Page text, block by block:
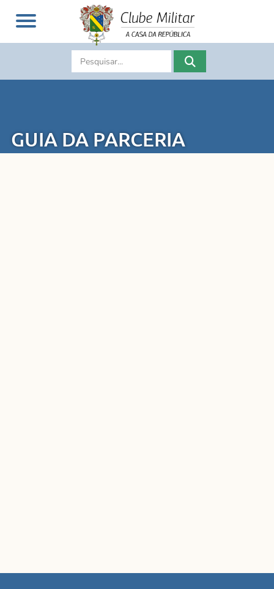
GUIA DA PARCERIA